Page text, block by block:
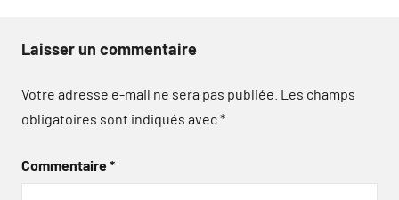
Laisser un commentaire
Votre adresse e-mail ne sera pas publiée. Les champs
obligatoires sont indiqués avec*
Commentaire*